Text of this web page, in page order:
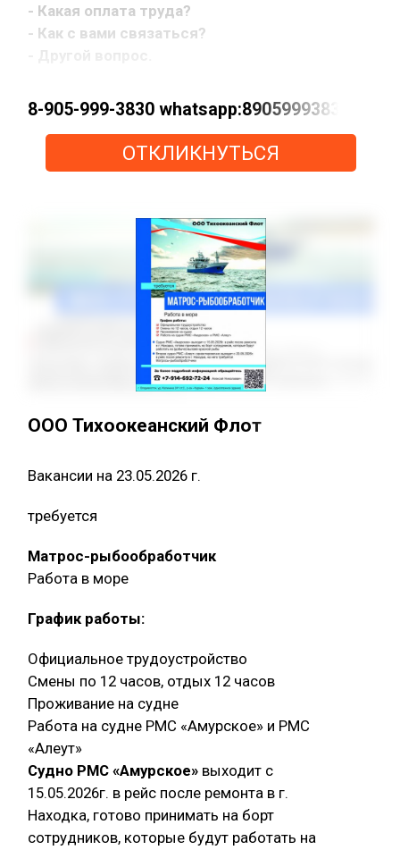
- Какая оплата труда?
- Как с вами связаться?
8-905-999-3830 whatsapp:89059993830
ОТКЛИКНУТЬСЯ
ООО Тихоокеанский Флот
Вакансии на 23.05.2026 г.
требуется
Матрос-рыбообработчик
Работа в море
График работы:
Официальное трудоустройство
Смены по 12 часов, отдых 12 часов
Проживание на судне
Работа на судне РМС «Амурское» и РМС
«Алеут»
Судно РМС «Амурское» выходит с
15.05.2026г. в рейс после ремонта в г.
Находка, готово принимать на борт
сотрудников, которые будут работать на